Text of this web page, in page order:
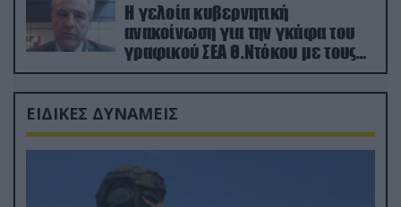
Η γελοία κυβερνητική
ανακοίνωση για την γκάφα του
γραφικού ΣΕΑ Θ.Ντόκου με τους
Ρώσους φαρσέρ
ΕΙΔΙΚΕΣ ΔΥΝΑΜΕΙΣ